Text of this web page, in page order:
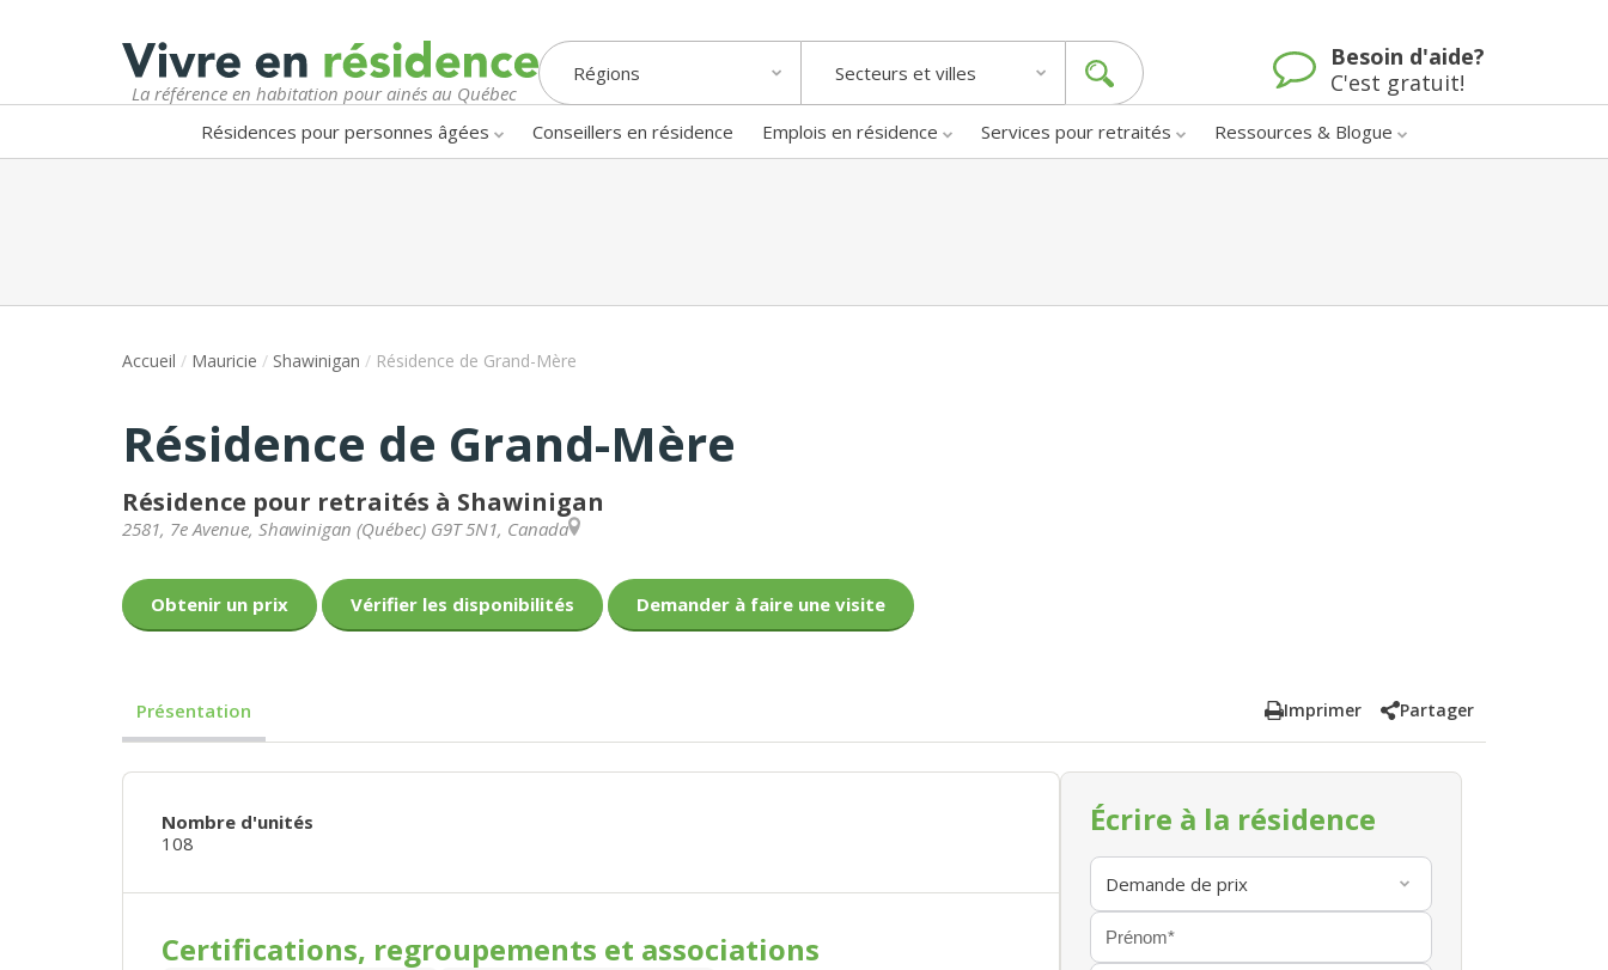
La référence en habitation pour ainés au Québec
Régions Secteurs et villes
Besoin d'aide?
C'est gratuit!
Résidences pour personnes âgées Conseillers en résidence Emplois en résidence Services pour retraités Ressources & Blogue
Accueil / Mauricie / Shawinigan / Résidence de Grand-Mère
Résidence de Grand-Mère
Résidence pour retraités à Shawinigan
2581, 7e Avenue, Shawinigan (Québec) G9T 5N1, Canada
Obtenir un prix Vérifier les disponibilités Demander à faire une visite
Présentation Imprimer Partager
Nombre d'unités
108
Certifications, regroupements et associations
Écrire à la résidence